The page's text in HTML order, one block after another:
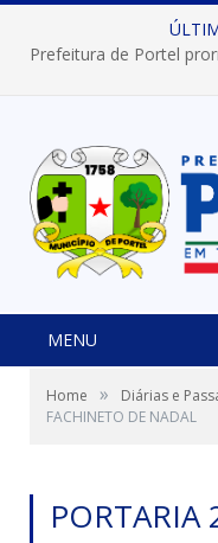
MENU
Home » Diárias e
FACHINETO DE NADAL
PORTARIA